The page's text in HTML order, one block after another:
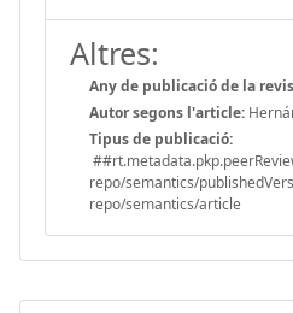
Altres:
Any de publicació de la
Autor segons l'article:
Tipus de publicació:
repo/semantics/
repo/semantics/article